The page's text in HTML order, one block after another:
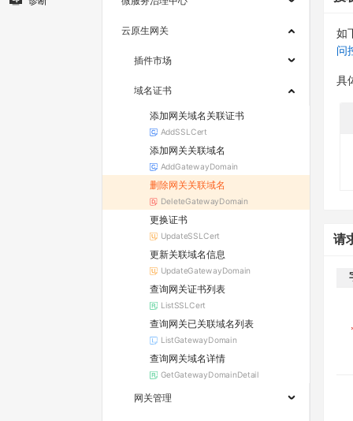
云原生网关
插件市场
域名证书
添加网关域名关联证书
AddSSLCert
添加网关关联域名
AddGatewayDomain
删除网关关联域名
DeleteGatewayDomain
更换证书
UpdateSSLCert
更新关联域名信息
UpdateGatewayDomain
查询网关证书列表
ListSSLCert
查询网关已关联域名列表
ListGatewayDomain
查询网关域名详情
GetGatewayDomainDetail
网关管理
如
问
具
请